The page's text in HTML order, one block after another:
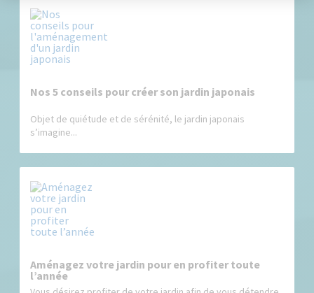
Nos 5 conseils pour créer son jardin japonais
Objet de quiétude et de sérénité, le jardin japonais
s’imagine...
Aménagez votre jardin pour en profiter toute
l’année